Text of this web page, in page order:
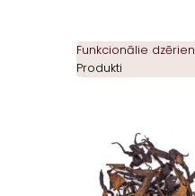
Funkcionālie
Produkti